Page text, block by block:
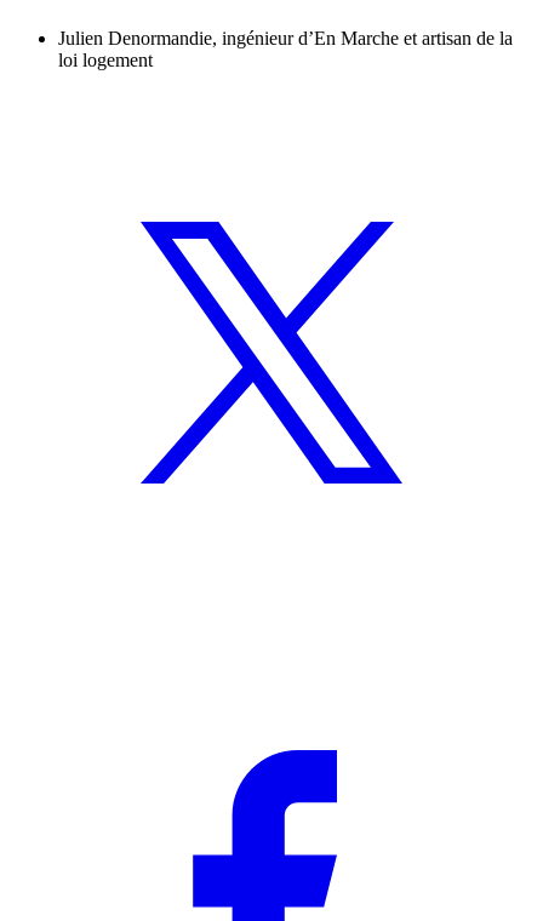
Julien Denormandie, ingénieur d’En Marche et artisan de la
loi logement